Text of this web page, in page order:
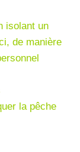
isolant un
de manière
la pêche